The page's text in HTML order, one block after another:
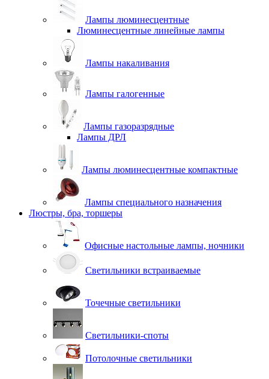
Лампы люминесцентные
Люминесцентные линейные лампы
Лампы накаливания
Лампы галогенные
Лампы газоразрядные
Лампы ДРЛ
Лампы люминесцентные компактные
Лампы специального назначения
Люстры, бра, торшеры
Офисные настольные лампы, ночники
Светильники встраиваемые
Точечные светильники
Светильники-споты
Потолочные светильники